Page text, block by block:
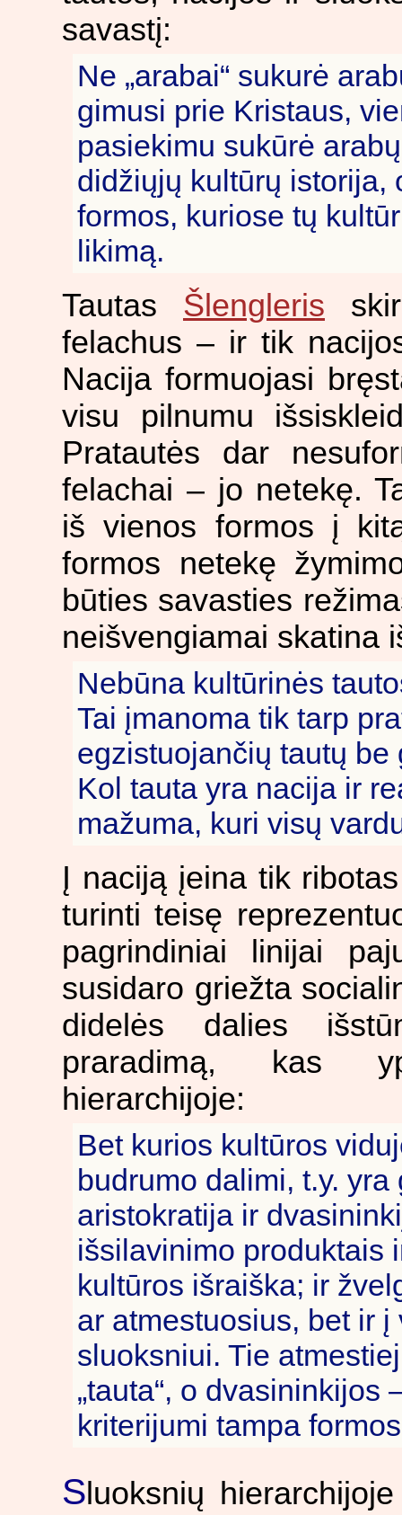
savastį:
Ne „arabai“ sukurė
gimusi prie Kristaus,
pasiekimu sukūrė
didžiųjų kultūrų istorija,
formos, kuriose tų
likimą.
Tautas Šlengleris
felachus – ir tik
Nacija formuojasi
visu pilnumu
Pratautės dar
felachai – jo netekę.
iš vienos formos į
formos netekę
būties savasties
neišvengiamai skatina
Nebūna kultūrinės
Tai įmanoma tik tarp
egzistuojančių tautų
Kol tauta yra nacija ir
mažuma, kuri visų
Į naciją įeina tik
turinti teisę
pagrindiniai linijai
susidaro griežta
didelės dalies
praradimą, kas
hierarchijoje:
Bet kurios kultūros
budrumo dalimi, t.y.
aristokratija ir
išsilavinimo produktais
kultūros išraiška; ir
ar atmestuosius, bet ir
sluoksniui. Tie
„tauta“, o dvasininkijos
kriterijumi tampa
Sluoksnių